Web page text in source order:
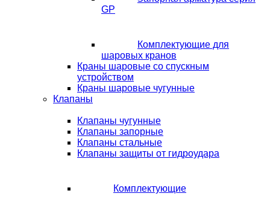
GP
Комплектующие для
шаровых кранов
Краны шаровые со спускным
устройством
Краны шаровые чугунные
Клапаны
Клапаны чугунные
Клапаны запорные
Клапаны стальные
Клапаны защиты от гидроудара
Комплектующие